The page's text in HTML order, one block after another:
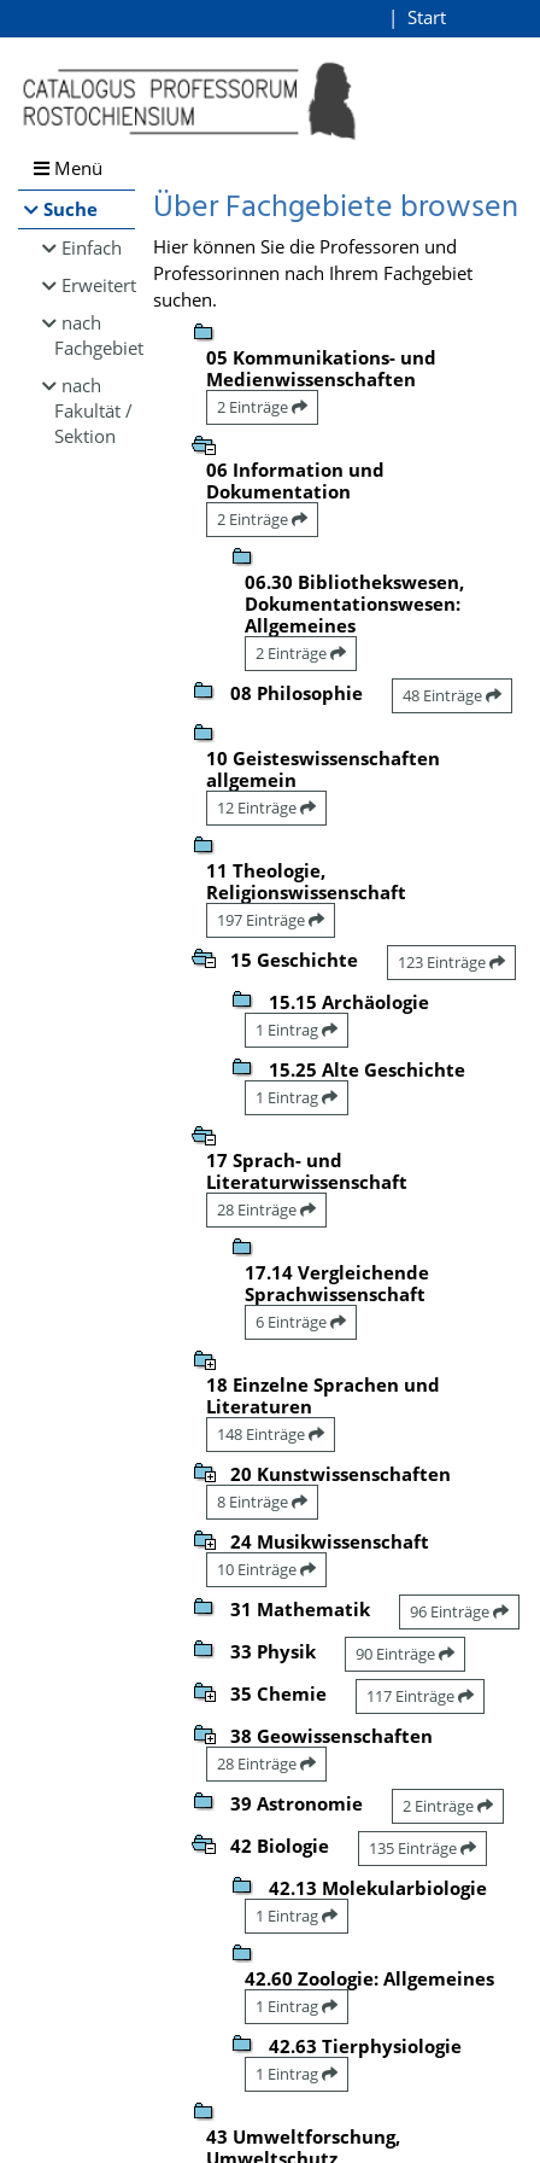
Browsen
direkt zum Inhalt
Start
Menü
Suche
Einfach
Erweitert
nach
Fachgebiet
nach
Fakultät /
Sektion
Über Fachgebiete browsen
Hier können Sie die Professoren und
Professorinnen nach Ihrem Fachgebiet
suchen.
05 Kommunikations- und
Medienwissenschaften
2 Einträge
06 Information und
Dokumentation
2 Einträge
06.30 Bibliothekswesen,
Dokumentationswesen:
Allgemeines
2 Einträge
08 Philosophie 48 Einträge
10 Geisteswissenschaften
allgemein
12 Einträge
11 Theologie,
Religionswissenschaft
197 Einträge
15 Geschichte 123 Einträge
15.15 Archäologie
1 Eintrag
15.25 Alte Geschichte
1 Eintrag
17 Sprach- und
Literaturwissenschaft
28 Einträge
17.14 Vergleichende
Sprachwissenschaft
6 Einträge
18 Einzelne Sprachen und
Literaturen
148 Einträge
20 Kunstwissenschaften
8 Einträge
24 Musikwissenschaft
10 Einträge
31 Mathematik 96 Einträge
33 Physik 90 Einträge
35 Chemie 117 Einträge
38 Geowissenschaften
28 Einträge
39 Astronomie 2 Einträge
42 Biologie 135 Einträge
42.13 Molekularbiologie
1 Eintrag
42.60 Zoologie: Allgemeines
1 Eintrag
42.63 Tierphysiologie
1 Eintrag
43 Umweltforschung,
Umweltschutz